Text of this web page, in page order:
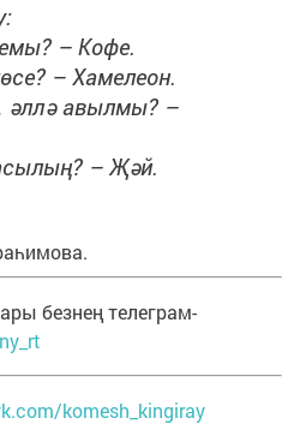
– Кофе.
– Хамелеон.
авылмы? –
– Җәй.
безнең телеграм-
komesh_kingiray